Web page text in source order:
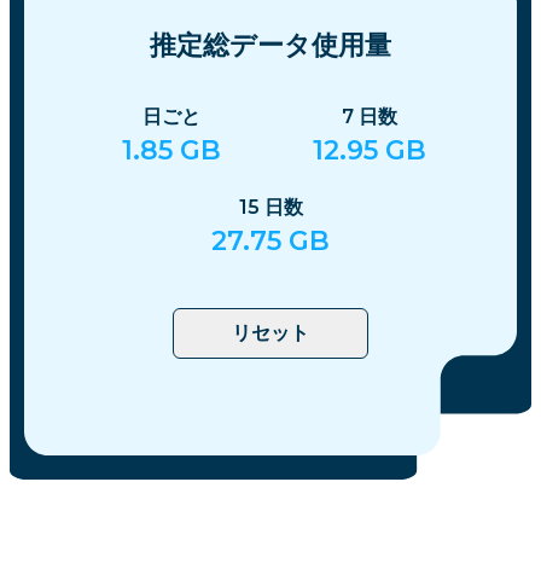
推定総データ使用量
日ごと
1.85 GB
7 日数
12.95 GB
15 日数
27.75 GB
リセット